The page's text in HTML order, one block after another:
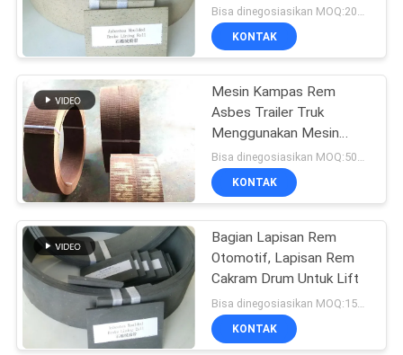
PERMINTAAN
PENAWARAN
SITEMAP
PRIVACY
POLICY
KONTAK
Mesin Kampas Rem
Asbes Trailer Truk
Menggunakan Mesin
Kerek Winch Otomatis
Bisa dinegosiasikan MOQ:500 kg
KONTAK
Bagian Lapisan Rem
Otomotif, Lapisan Rem
Cakram Drum Untuk Lift
Bisa dinegosiasikan MOQ:1500 KG
KONTAK